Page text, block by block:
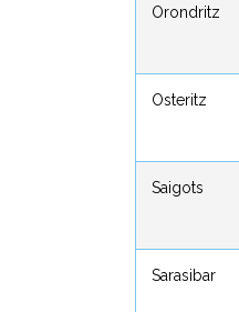
Orondritz
Osteritz
Saigots
Sarasibar
Orondritz
Osteritz
Saigots
Sarasibar